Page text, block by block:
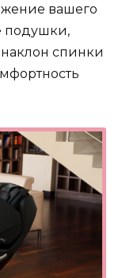
вашего
подушки,
спинки